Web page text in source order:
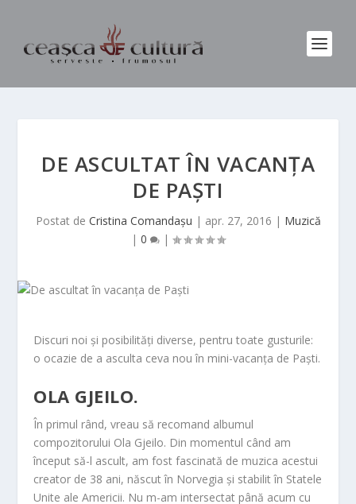
DE ASCULTAT ÎN VACANȚA
DE PAȘTI
Postat de Cristina Comandaşu | apr. 27, 2016 | Muzică
| 0 |
Discuri noi și posibilități diverse, pentru toate gusturile:
o ocazie de a asculta ceva nou în mini-vacanța de Paști.
OLA GJEILO.
În primul rând, vreau să recomand albumul
compozitorului Ola Gjeilo. Din momentul când am
început să-l ascult, am fost fascinată de muzica acestui
creator de 38 ani, născut în Norvegia și stabilit în Statele
Unite ale Americii. Nu m-am intersectat până acum cu